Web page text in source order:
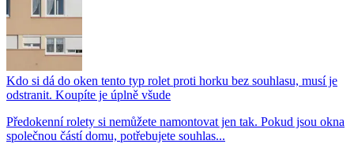
Kdo si dá do oken tento typ rolet proti horku bez souhlasu, musí je
odstranit. Koupíte je úplně všude
Předokenní rolety si nemůžete namontovat jen tak. Pokud jsou okna
společnou částí domu, potřebujete souhlas...